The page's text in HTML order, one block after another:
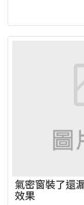
氣密窗裝了還
效果